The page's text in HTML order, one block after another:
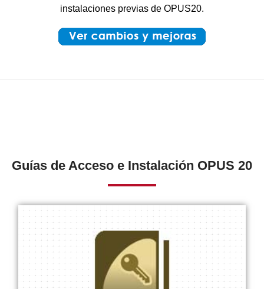
instalaciones previas de OPUS20.
Guías de Acceso e Instalación OPUS 20